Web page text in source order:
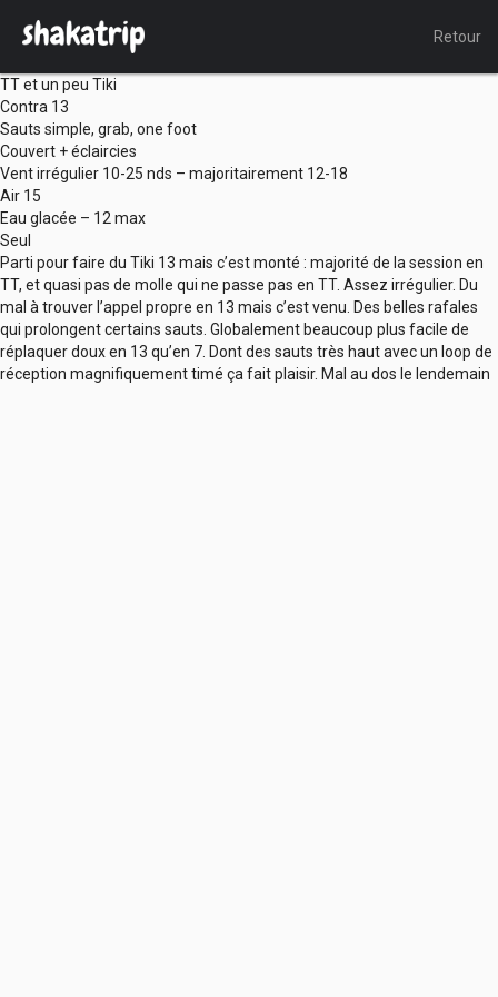
Retour
TT et un peu Tiki
Contra 13
Sauts simple, grab, one foot
Couvert + éclaircies
Vent irrégulier 10-25 nds – majoritairement 12-18
Air 15
Eau glacée – 12 max
Seul
Parti pour faire du Tiki 13 mais c’est monté : majorité de la session en
TT, et quasi pas de molle qui ne passe pas en TT. Assez irrégulier. Du
mal à trouver l’appel propre en 13 mais c’est venu. Des belles rafales
qui prolongent certains sauts. Globalement beaucoup plus facile de
réplaquer doux en 13 qu’en 7. Dont des sauts très haut avec un loop de
réception magnifiquement timé ça fait plaisir. Mal au dos le lendemain